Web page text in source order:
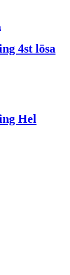
4st lösa
Hel